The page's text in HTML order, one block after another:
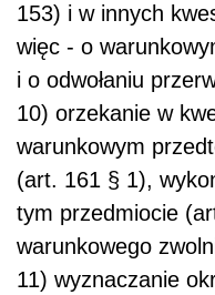
153) i w innych
więc - o
i o odwołaniu
10) orzekanie w
warunkowym
(art. 161 § 1),
tym przedmiocie
warunkowego
11) wyznaczanie